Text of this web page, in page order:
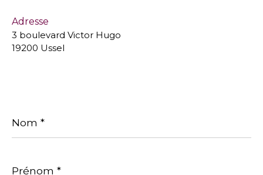
Adresse
3 boulevard Victor Hugo
19200 Ussel
*
*